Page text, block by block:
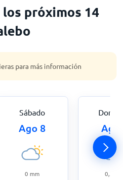
próximos 14
para más información
Sábado
Ago 8
0 mm
Ago
0,3